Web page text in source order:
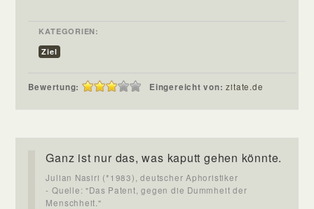
KATEGORIEN:
Ziel
Bewertung: Eingereicht von:zitate.de
Ganz ist nur das, was kaputt gehen könnte.
Julian Nasiri (*1983), deutscher Aphoristiker
- Quelle: "Das Patent, gegen die Dummheit der
Menschheit."